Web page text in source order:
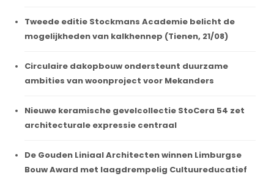
Tweede editie Stockmans Academie belicht de
mogelijkheden van kalkhennep (Tienen, 21/08)
Circulaire dakopbouw ondersteunt duurzame
ambities van woonproject voor Mekanders
Nieuwe keramische gevelcollectie StoCera 54 zet
architecturale expressie centraal
De Gouden Liniaal Architecten winnen Limburgse
Bouw Award met laagdrempelig Cultuureducatief